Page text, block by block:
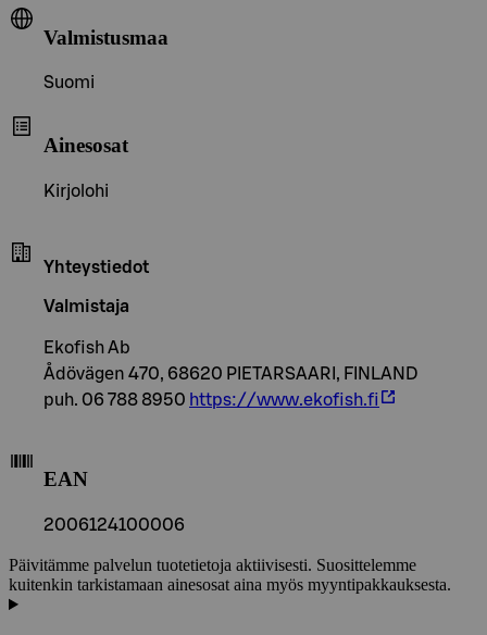
Valmistusmaa
Suomi
Ainesosat
Kirjolohi
Yhteystiedot
Valmistaja
Ekofish Ab
Ådövägen 470, 68620 PIETARSAARI, FINLAND
puh. 06 788 8950 https://www.ekofish.fi
EAN
2006124100006
Päivitämme palvelun tuotetietoja aktiivisesti. Suosittelemme
kuitenkin tarkistamaan ainesosat aina myös myyntipakkauksesta.